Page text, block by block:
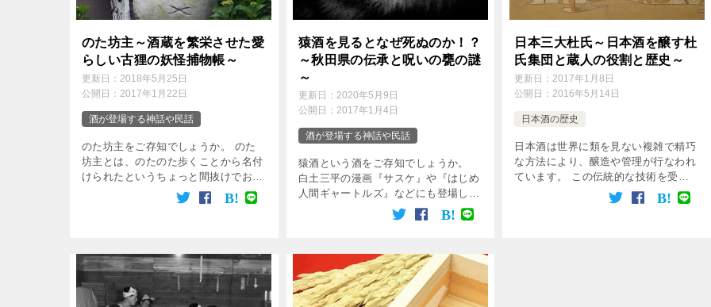
のた坊主～酒蔵を繁栄させた愛
らしい古狸の妖怪捕物帳～
更新日： 2018年5月25日
公開日： 2017年1月22日
酒が登場する神話や民話
のた坊主をご存知でしょうか。 のた
坊主とは、のたのた歩くことから名付
けられたというちょっと間抜けでお茶
目な狸の妖怪です。 信楽焼きなどで
狸といえば酒が連想されるほどです
猿酒を見るとなぜ死ぬのか！？
～秋田県の伝承と呪いの甕の謎
～
更新日： 2020年5月9日
公開日： 2017年1月4日
酒が登場する神話や民話
猿酒という酒をご存知でしょうか。
白土三平の漫画『サスケ』や『はじめ
人間ギャートルズ』などにも登場した
ので年輩の方は聞いたことがあるので
はないでしょうか。 聞いたことはあ
と思いますので、 […]
日本三大杜氏～日本酒を醸す杜
氏集団と蔵人の役割と歴史～
更新日：2017年1月8日
公開日：2016年5月14日
日本酒の歴史
日本酒は世界に類を見ない複雑で精巧
な方法により、醸造や管理が行なわれ
ています。 この伝統的な技術を受け
継いできたのが杜氏です。 もともと
杜氏には「刀自」という漢字があてら